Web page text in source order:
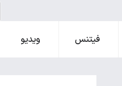
فیتنس ویدیو